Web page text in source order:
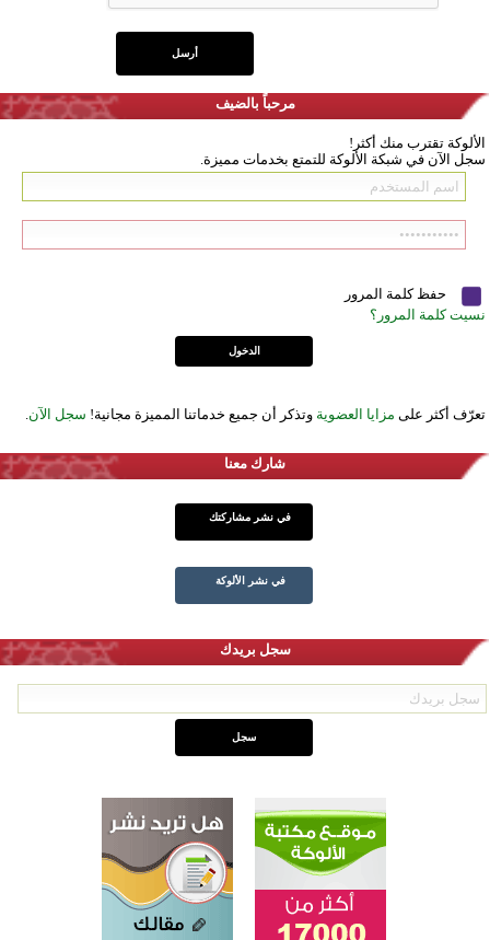
مرحباً بالضيف
الألوكة تقترب منك أكثر!
سجل الآن في شبكة الألوكة للتمتع بخدمات مميزة.
حفظ كلمة المرور
نسيت كلمة المرور؟
تعرّف أكثر على مزايا العضوية وتذكر أن جميع خدماتنا المميزة مجانية! سجل الآن
شارك معنا
في نشر مشاركتك
في نشر الألوكة
سجل بريدك